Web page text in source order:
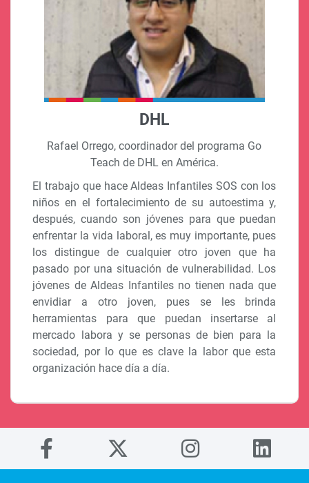
DHL
Rafael Orrego, coordinador del programa Go
Teach de DHL en América.
El trabajo que hace Aldeas Infantiles SOS con los
niños en el fortalecimiento de su autoestima y,
después, cuando son jóvenes para que puedan
enfrentar la vida laboral, es muy importante, pues
los distingue de cualquier otro joven que ha
pasado por una situación de vulnerabilidad. Los
jóvenes de Aldeas Infantiles no tienen nada que
envidiar a otro joven, pues se les brinda
herramientas para que puedan insertarse al
mercado labora y se personas de bien para la
sociedad, por lo que es clave la labor que esta
organización hace día a día.